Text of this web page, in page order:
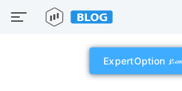
ExpertOption